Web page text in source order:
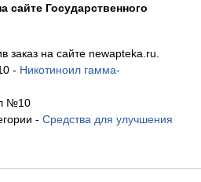
сайте Государственного
на сайте newapteka.ru.
- Никотиноил гамма-
№10
- Средства для улучшения